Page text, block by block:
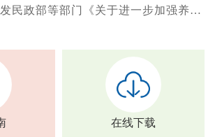
部门《关于进一步加强养老机构安全管理的意见》的通知
在线下载